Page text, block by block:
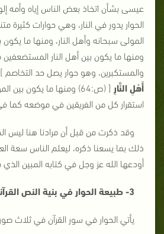
عيسى بشأن اتخاذ بعض الناس إياه وأمه
الحوار يدور في النار، وهي حوارات كثيرة
المولى سبحانه وأهل النار، ومنها ما يكون
ومنها ما يكون بين أهل النار المستضعفين
والمستكبرين، وهو حوار يصل حد التخاصم ]
أَهْلِ النَّارِ
[ (ص:64) ومنها ما يكون بين
استقرار كل من الفريقين في موضعه كما
وقد ذكرت من قبل أن مرادنا هنا ليس
ذلك بما يسعنا ذكره، ليعلم الناس سعة
أودعها الله عز وجل في كتابه المبين
3- طبيعة الحوار في بنية النص القرآنيّ:
يأتي الحوار في سور القرآن في ثلاث